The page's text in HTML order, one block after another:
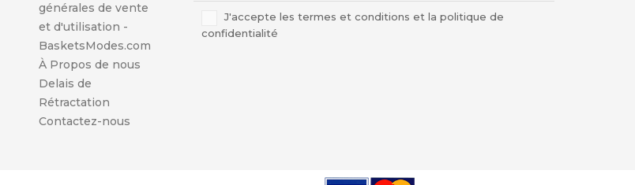
J'accepte les termes et conditions et la politique de
confidentialité
générales de vente
et d'utilisation -
BasketsModes.com
À Propos de nous
Delais de
Rétractation
Contactez-nous